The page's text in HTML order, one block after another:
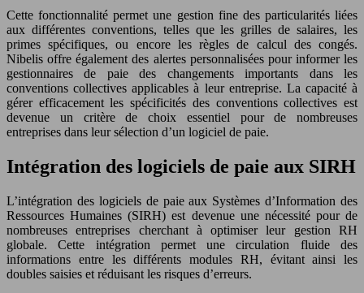
Cette fonctionnalité permet une gestion fine des particularités liées
aux différentes conventions, telles que les grilles de salaires, les
primes spécifiques, ou encore les règles de calcul des congés.
Nibelis offre également des alertes personnalisées pour informer les
gestionnaires de paie des changements importants dans les
conventions collectives applicables à leur entreprise. La capacité à
gérer efficacement les spécificités des conventions collectives est
devenue un critère de choix essentiel pour de nombreuses
entreprises dans leur sélection d’un logiciel de paie.
Intégration des logiciels de paie aux SIRH
L’intégration des logiciels de paie aux Systèmes d’Information des
Ressources Humaines (SIRH) est devenue une nécessité pour de
nombreuses entreprises cherchant à optimiser leur gestion RH
globale. Cette intégration permet une circulation fluide des
informations entre les différents modules RH, évitant ainsi les
doubles saisies et réduisant les risques d’erreurs.